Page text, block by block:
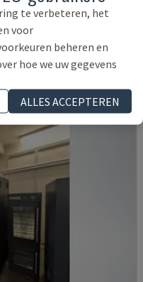
22.000 €
te verbeteren, het
voor
beheren en
hoe we uw gegevens
ALLES ACCEPTEREN